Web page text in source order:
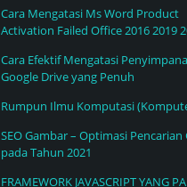
Cara Mengatasi Ms Word Product
Activation Failed Office 2016 2019
Cara Efektif Mengatasi
Google Drive yang Penuh
Rumpun Ilmu Komputasi
SEO Gambar – Optimasi Pencarian
pada Tahun 2021
FRAMEWORK JAVASCRIPT YANG